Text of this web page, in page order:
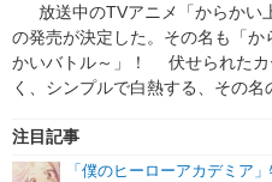
舞台
編集部ブログ・お知らせ
放送中のTVアニメ「からかい
の発売が決定した。その名も「
かいバトル～」！ 伏せられたカ
く、シンプルで白熱する、その名
注目記事
「僕のヒーローアカデミア